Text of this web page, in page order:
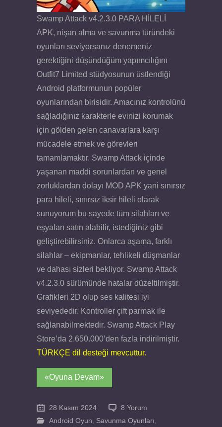
Swamp Attack v4.2.3.0 PARA HİLELİ
APK, nişan alma ve savunma türündeki
oyunları seviyorsanız denemeniz
gerektiğini düşündüğüm yapımcılığını
Outfit7 Limited stüdyosunun üstlendiği
Android platformunun popüler
oyunlarından birisidir. Amacınız kontrolünü
sağladığınız karakterle evinizi korumak
için gölden gelen canavarlara karşı
mücadele etmek ve görevleri
tamamlamaktır. Swamp Attack içinde
yaşanan maddi sorunlardan ve genel
zorluklardan dolayı MOD APK yani sınırsız
para hileli, sınırsız iksir hileli olarak
sunuyorum bu sayede tüm silahları ve
eşyaları satın alabilir, istediğiniz gibi
geliştirebilirsiniz. Onlarca aşama, farklı
silahlar – ekipmanlar, tehlikeli düşmanlar
ve dahası sizleri bekliyor. Swamp Attack
v4.2.3.0 sürümünde hatalar düzeltilmiştir.
Grafikleri 2D olup ses kalitesi iyi
seviyededir. Kontroller çift parmak ile
sağlanabilmektedir. Swamp Attack Play
Store’da 2.650.000’den fazla indirilmiştir.
TÜRKÇE dil desteği mevcuttur.
«Oyuna Devam»
28 Kasım 2024
8 Yorum
Android Oyun, Savunma Oyunları,